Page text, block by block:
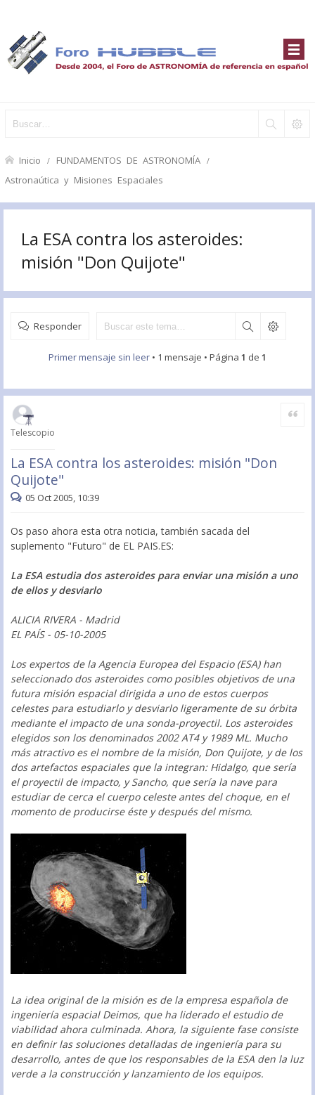
Inicio FUNDAMENTOS DE ASTRONOMÍA
Astronaútica y Misiones Espaciales
La ESA contra los asteroides:
misión "Don Quijote"
Responder
Primer mensaje sin leer • 1 mensaje • Página 1 de 1
Telescopio
La ESA contra los asteroides: misión "Don
Quijote"
Citar
05 Oct 2005, 10:39
Os paso ahora esta otra noticia, también sacada del
suplemento "Futuro" de EL PAIS.ES:
La ESA estudia dos asteroides para enviar una misión a uno
de ellos y desviarlo
ALICIA RIVERA - Madrid
EL PAÍS - 05-10-2005
Los expertos de la Agencia Europea del Espacio (ESA) han
seleccionado dos asteroides como posibles objetivos de una
futura misión espacial dirigida a uno de estos cuerpos
celestes para estudiarlo y desviarlo ligeramente de su órbita
mediante el impacto de una sonda-proyectil. Los asteroides
elegidos son los denominados 2002 AT4 y 1989 ML. Mucho
más atractivo es el nombre de la misión, Don Quijote, y de los
dos artefactos espaciales que la integran: Hidalgo, que sería
el proyectil de impacto, y Sancho, que sería la nave para
estudiar de cerca el cuerpo celeste antes del choque, en el
momento de producirse éste y después del mismo.
La idea original de la misión es de la empresa española de
ingeniería espacial Deimos, que ha liderado el estudio de
viabilidad ahora culminada. Ahora, la siguiente fase consiste
en definir las soluciones detalladas de ingeniería para su
desarrollo, antes de que los responsables de la ESA den la luz
verde a la construcción y lanzamiento de los equipos.